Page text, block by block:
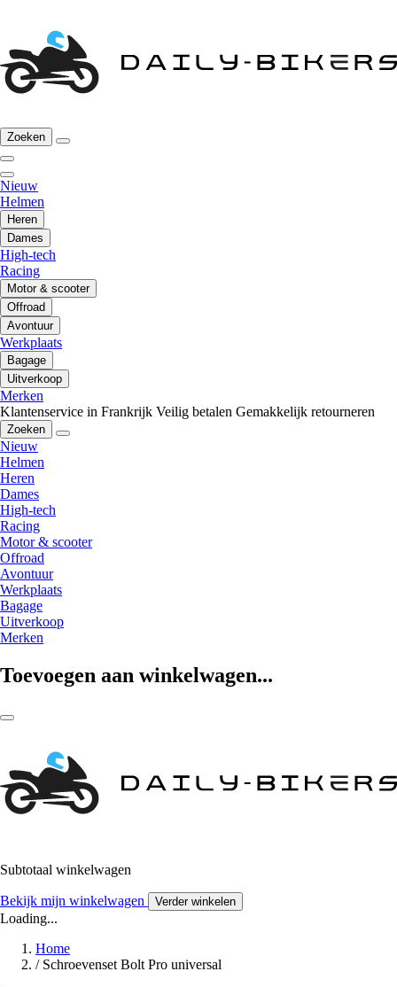
Zoeken
Nieuw
Helmen
Heren
Dames
High-tech
Racing
Motor & scooter
Offroad
Avontuur
Werkplaats
Bagage
Uitverkoop
Merken
Klantenservice in Frankrijk Veilig betalen Gemakkelijk retourneren
Zoeken
Nieuw
Helmen
Heren
Dames
High-tech
Racing
Motor & scooter
Offroad
Avontuur
Werkplaats
Bagage
Uitverkoop
Merken
Toevoegen aan winkelwagen...
Subtotaal winkelwagen
Bekijk mijn winkelwagen Verder winkelen
Loading...
Home
/ Schroevenset Bolt Pro universal